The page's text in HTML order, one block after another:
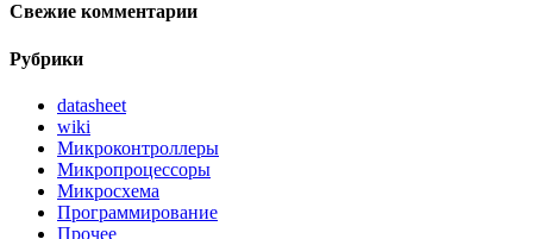
Свежие комментарии
Рубрики
datasheet
wiki
Микроконтроллеры
Микропроцессоры
Микросхема
Программирование
Прочее